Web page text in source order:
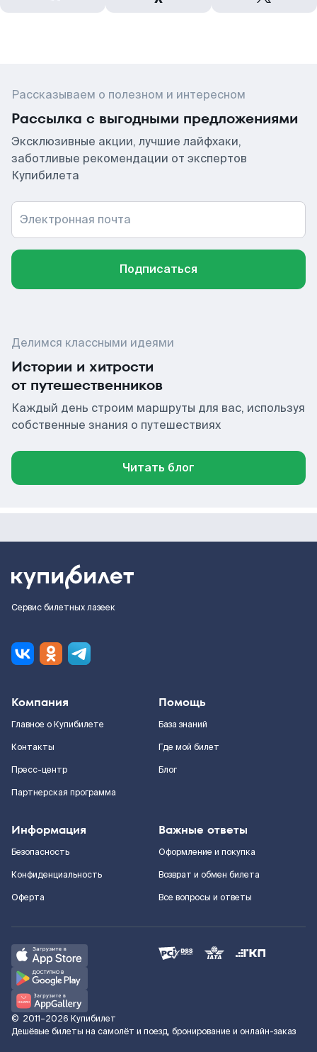
Рассказываем о полезном и интересном
Рассылка с выгодными предложениями
Эксклюзивные акции, лучшие лайфхаки,
заботливые рекомендации от экспертов
Купибилета
Электронная почта
Подписаться
Делимся классными идеями
Истории и хитрости
от путешественников
Каждый день строим маршруты для вас, используя
собственные знания о путешествиях
Читать блог
Сервис билетных лазеек
Компания
Главное о Купибилете
Контакты
Пресс-центр
Партнерская программа
Помощь
База знаний
Где мой билет
Блог
Информация
Безопасность
Конфиденциальность
Оферта
Важные ответы
Оформление и покупка
Возврат и обмен билета
Все вопросы и ответы
© 2011–2026 Купибилет
Дешёвые билеты на самолёт и поезд, бронирование и онлайн-заказ